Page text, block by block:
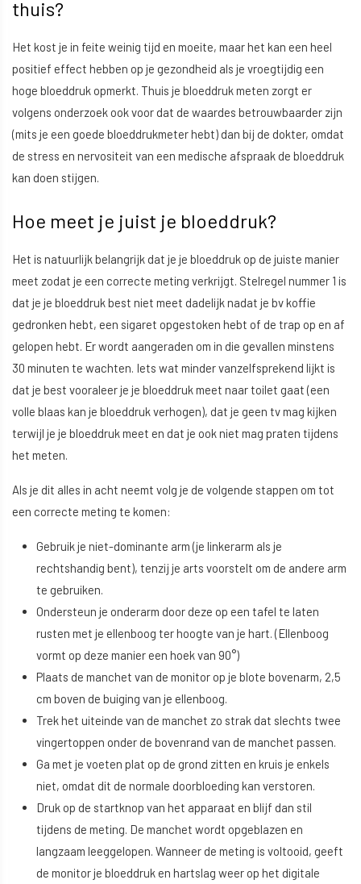
thuis?
Het kost je in feite weinig tijd en moeite, maar het kan een heel
positief effect hebben op je gezondheid als je vroegtijdig een
hoge bloeddruk opmerkt. Thuis je bloeddruk meten zorgt er
volgens onderzoek ook voor dat de waardes betrouwbaarder zijn
(mits je een goede bloeddrukmeter hebt) dan bij de dokter, omdat
de stress en nervositeit van een medische afspraak de bloeddruk
kan doen stijgen.
Hoe meet je juist je bloeddruk?
Het is natuurlijk belangrijk dat je je bloeddruk op de juiste manier
meet zodat je een correcte meting verkrijgt. Stelregel nummer 1 is
dat je je bloeddruk best niet meet dadelijk nadat je bv koffie
gedronken hebt, een sigaret opgestoken hebt of de trap op en af
gelopen hebt. Er wordt aangeraden om in die gevallen minstens
30 minuten te wachten. Iets wat minder vanzelfsprekend lijkt is
dat je best vooraleer je je bloeddruk meet naar toilet gaat (een
volle blaas kan je bloeddruk verhogen), dat je geen tv mag kijken
terwijl je je bloeddruk meet en dat je ook niet mag praten tijdens
het meten.
Als je dit alles in acht neemt volg je de volgende stappen om tot
een correcte meting te komen:
Gebruik je niet-dominante arm (je linkerarm als je
rechtshandig bent), tenzij je arts voorstelt om de andere arm
te gebruiken.
Ondersteun je onderarm door deze op een tafel te laten
rusten met je ellenboog ter hoogte van je hart. (Ellenboog
vormt op deze manier een hoek van 90°)
Plaats de manchet van de monitor op je blote bovenarm, 2,5
cm boven de buiging van je ellenboog.
Trek het uiteinde van de manchet zo strak dat slechts twee
vingertoppen onder de bovenrand van de manchet passen.
Ga met je voeten plat op de grond zitten en kruis je enkels
niet, omdat dit de normale doorbloeding kan verstoren.
Druk op de startknop van het apparaat en blijf dan stil
tijdens de meting. De manchet wordt opgeblazen en
langzaam leeggelopen. Wanneer de meting is voltooid, geeft
de monitor je bloeddruk en hartslag weer op het digitale